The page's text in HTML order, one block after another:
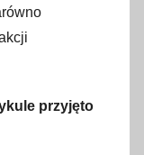
przyjęto